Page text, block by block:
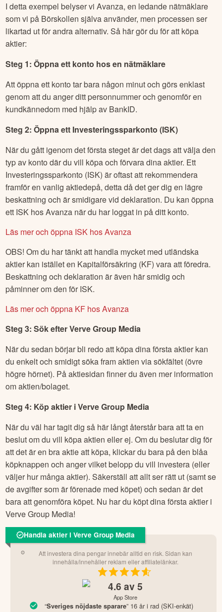
I detta exempel belyser vi Avanza, en ledande nätmäklare
som vi på Börskollen själva använder, men processen ser
likartad ut för andra alternativ. Så här gör du för att köpa
aktier:
Steg 1: Öppna ett konto hos en nätmäklare
Att öppna ett konto tar bara någon minut och görs enklast
genom att du anger ditt personnummer och genomför en
kundkännedom med hjälp av BankID.
Steg 2: Öppna ett Investeringssparkonto (ISK)
När du gått igenom det första steget är det dags att välja den
typ av konto där du vill köpa och förvara dina aktier. Ett
Investeringssparkonto (ISK) är oftast att rekommendera
framför en vanlig aktiedepå, detta då det ger dig en lägre
beskattning och är smidigare vid deklaration. Du kan öppna
ett ISK hos Avanza när du har loggat in på ditt konto.
Läs mer och öppna ISK hos Avanza
OBS! Om du har tänkt att handla mycket med utländska
aktier kan istället en Kapitalförsäkring (KF) vara att föredra.
Beskattning och deklaration är även här smidig och
påminner om den för ISK.
Läs mer och öppna KF hos Avanza
Steg 3: Sök efterVerve Group Media
När du sedan börjar bli redo att köpa dina första aktier kan
du enkelt och smidigt söka fram aktien via sökfältet (övre
högre hörnet). På aktiesidan finner du även mer information
om aktien/bolaget.
Steg 4: Köp aktier iVerve Group Media
När du väl har tagit dig så här långt återstår bara att ta en
beslut om du vill köpa aktien eller ej. Om du beslutar dig för
att det är en bra aktie att köpa, klickar du bara på den blåa
köpknappen och anger vilket belopp du vill investera (eller
väljer hur många aktier). Säkerställ att allt ser rätt ut (samt se
de avgifter som är förenade med köpet) och sedan är det
bara att genomföra köpet. Nu har du köpt dina första aktier i
Verve Group Media!
Handla aktier i Verve Group Media
Att investera dina pengar innebär alltid en risk. Sidan kan
innehålla/innehåller reklam eller affiliatelänkar.
4.6 av 5
App Store
“Sveriges nöjdaste sparare” 16 år i rad (SKI-enkät)